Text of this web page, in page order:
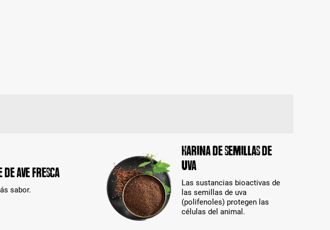
de ave fresca
sabor.
Harina de semillas de
uva
Las sustancias bioactivas de
las semillas de uva
(polifenoles) protegen las
células del animal.